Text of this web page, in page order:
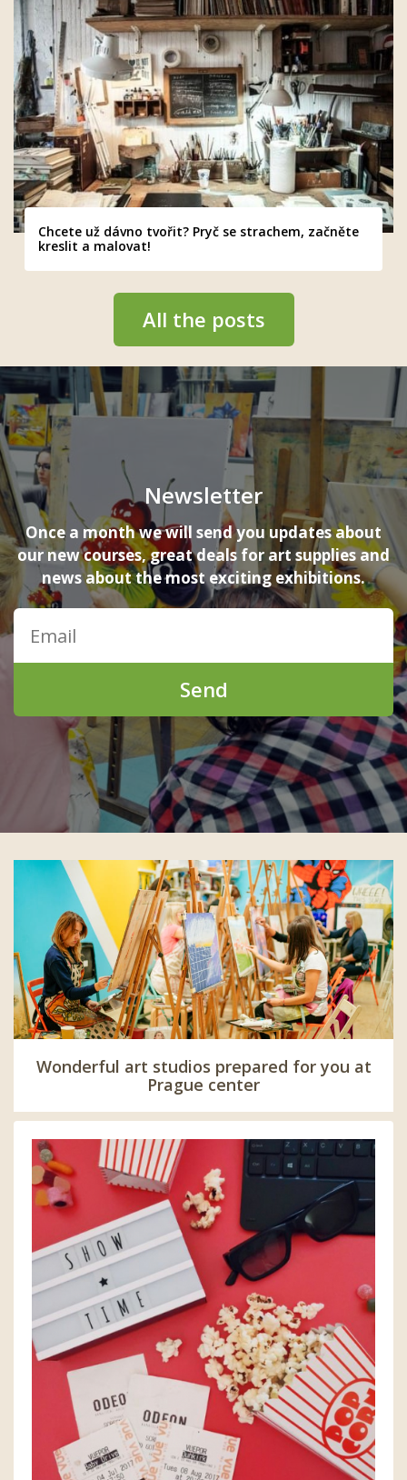
Chcete už dávno tvořit? Pryč se strachem, začněte
kreslit a malovat!
All the posts
Newsletter
Once a month we will send you updates about
our new courses, great deals for art supplies and
news about the most exciting exhibitions.
Send
Wonderful art studios prepared for you at
Prague center